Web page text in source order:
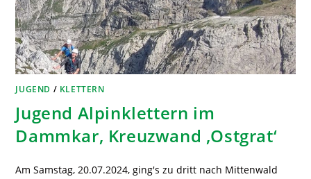
JUGEND / KLETTERN
Jugend Alpinklettern im
Dammkar, Kreuzwand ‚Ostgrat‘
Am Samstag, 20.07.2024, ging's zu dritt nach Mittenwald